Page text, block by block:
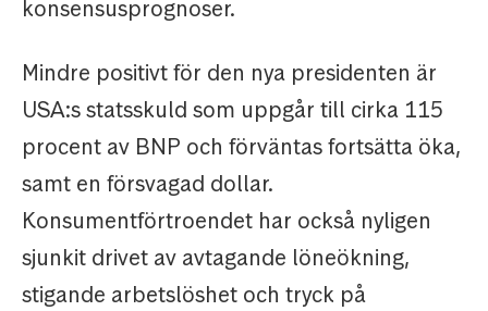
konsensusprognoser.
Mindre positivt för den nya presidenten är
USA:s statsskuld som uppgår till cirka 115
procent av BNP och förväntas fortsätta öka,
samt en försvagad dollar.
Konsumentförtroendet har också nyligen
sjunkit drivet av avtagande löneökning,
stigande arbetslöshet och tryck på